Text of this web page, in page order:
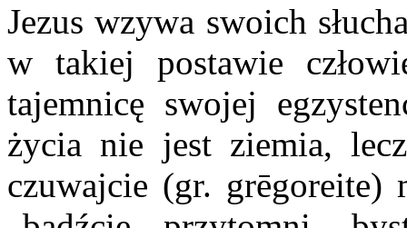
Jezus wzywa swoich
w takiej postawie
tajemnicę swojej
życia nie jest ziemia,
czuwajcie (gr. grēgoreite)